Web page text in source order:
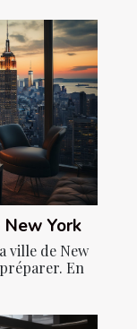
York
ville de New
En